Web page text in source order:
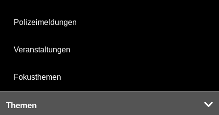
Polizeimeldungen
Veranstaltungen
Fokusthemen
Themen